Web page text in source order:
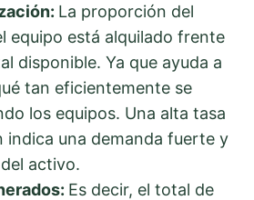
La proporción del
equipo está alquilado frente
disponible. Ya que ayuda a
tan eficientemente se
los equipos. Una alta tasa
indica una demanda fuerte y
activo.
Es decir, el total de